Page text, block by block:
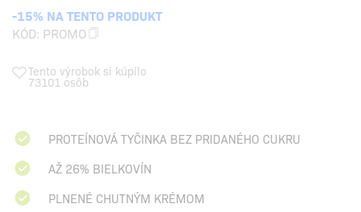
-15% NA TENTO PRODUKT
KÓD: PROMO
Tento výrobok si kúpilo
73101 osôb
PROTEÍNOVÁ TYČINKA BEZ PRIDANÉHO CUKRU
AŽ 26% BIELKOVÍN
PLNENÉ CHUTNÝM KRÉMOM